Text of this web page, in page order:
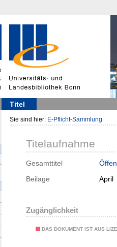
Titel
Sie sind hier: E-Pflicht-Sammlung
Titelaufnahme
Gesamttitel
Beilage
April
Zugänglichkeit
DAS DOKUMENT IST AUS